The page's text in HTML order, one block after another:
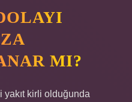
MI?
yakıt kirli olduğunda